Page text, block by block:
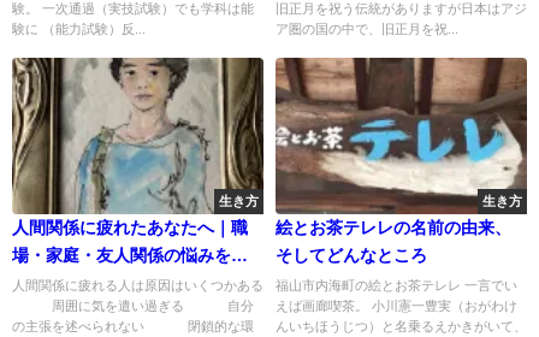
験。 一次通過（実技試験）でも学科は能
験に （能力試験）反...
旧正月を祝う伝統がありますが日本はアジ
ア圏の国の中で、旧正月を祝...
生き方
人間関係に疲れたあなたへ｜職
場・家庭・友人関係の悩みをや
さしくほどく方法
人間関係に疲れる人は原因はいくつかある
周囲に気を遣い過ぎる 自分
の主張を述べられない 閉鎖的な環
生き方
絵とお茶テレレの名前の由来、
そしてどんなところ
福山市内海町の絵とお茶テレレ 一言でい
えば画廊喫茶。 小川憲一豊実（おがわけ
んいちほうじつ）と名乗るえかきがいて、